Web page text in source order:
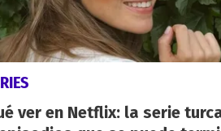
ver en Netflix: la serie